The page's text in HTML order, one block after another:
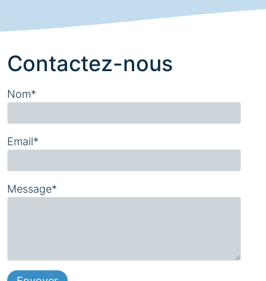
Contactez-nous
Nom*
Email*
Message*